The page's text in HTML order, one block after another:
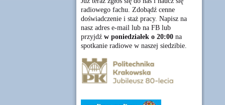
radiowego fachu. Zdobądź cenne
doświadczenie i staż pracy. Napisz na
nasz adres e-mail lub na FB lub
przyjdź w poniedziałek o 20:00na
spotkanie radiowe w naszej siedzibie.